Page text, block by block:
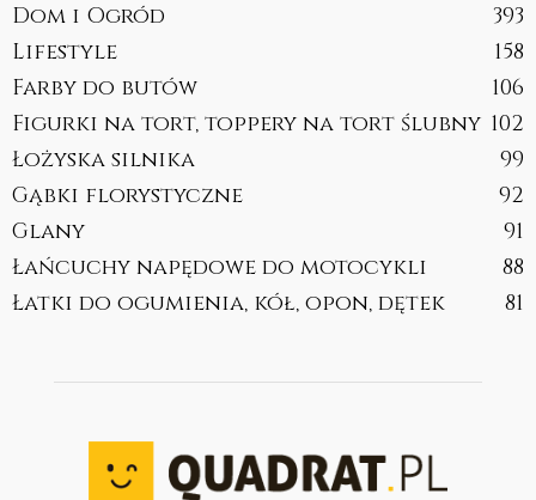
Dom i Ogród
393
Lifestyle
158
Farby do butów
106
Figurki na tort, toppery na tort ślubny 102
Łożyska silnika
99
Gąbki florystyczne
92
Glany
91
Łańcuchy napędowe do motocykli
88
Łatki do ogumienia, kół, opon, dętek
81